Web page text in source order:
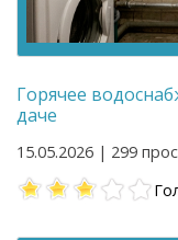
Горячее
даче
15.05.2026 | 299